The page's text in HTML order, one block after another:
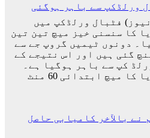
شکست
کیساتھ
رونالڈو
کا
ورلڈ
کپ
کا
سفر
ورلڈکپ سے باہر ہوگئی
فٹبال ورلڈکپ میں
کا سنسنی خیز میچ تین تین
دونوں ٹیمیں گروپ جے سے
32 میں پہنچ گئی ہیں اور اس نتیجے کے
کپ سے باہر ہوگیا ہے۔
الجزائز اور آسٹریا کا میچ ابتدائی 60 منٹ
نے بالآخر کامیابی حاصل